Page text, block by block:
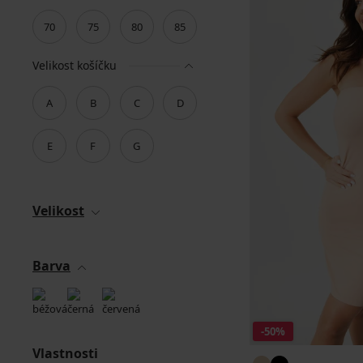
70 75 80 85
Velikost košíčku
A B C D
E F G
Velikost
Barva
Vlastnosti
-50%